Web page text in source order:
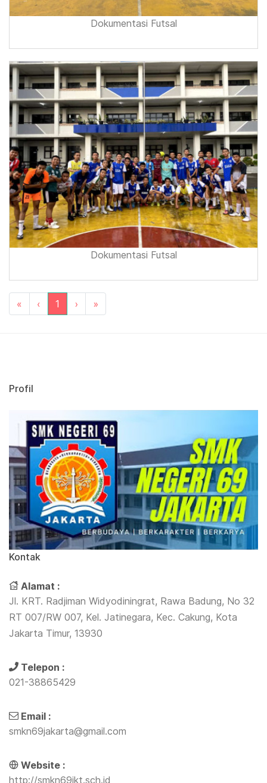
Dokumentasi Futsal
Dokumentasi Futsal
« ‹ 1 › »
Profil
Kontak
Alamat :
Jl. KRT. Radjiman Widyodiningrat, Rawa Badung, No 32
RT 007/RW 007, Kel. Jatinegara, Kec. Cakung, Kota
Jakarta Timur, 13930
Telepon :
021-38865429
Email :
smkn69jakarta@gmail.com
Website :
http://smkn69jkt.sch.id